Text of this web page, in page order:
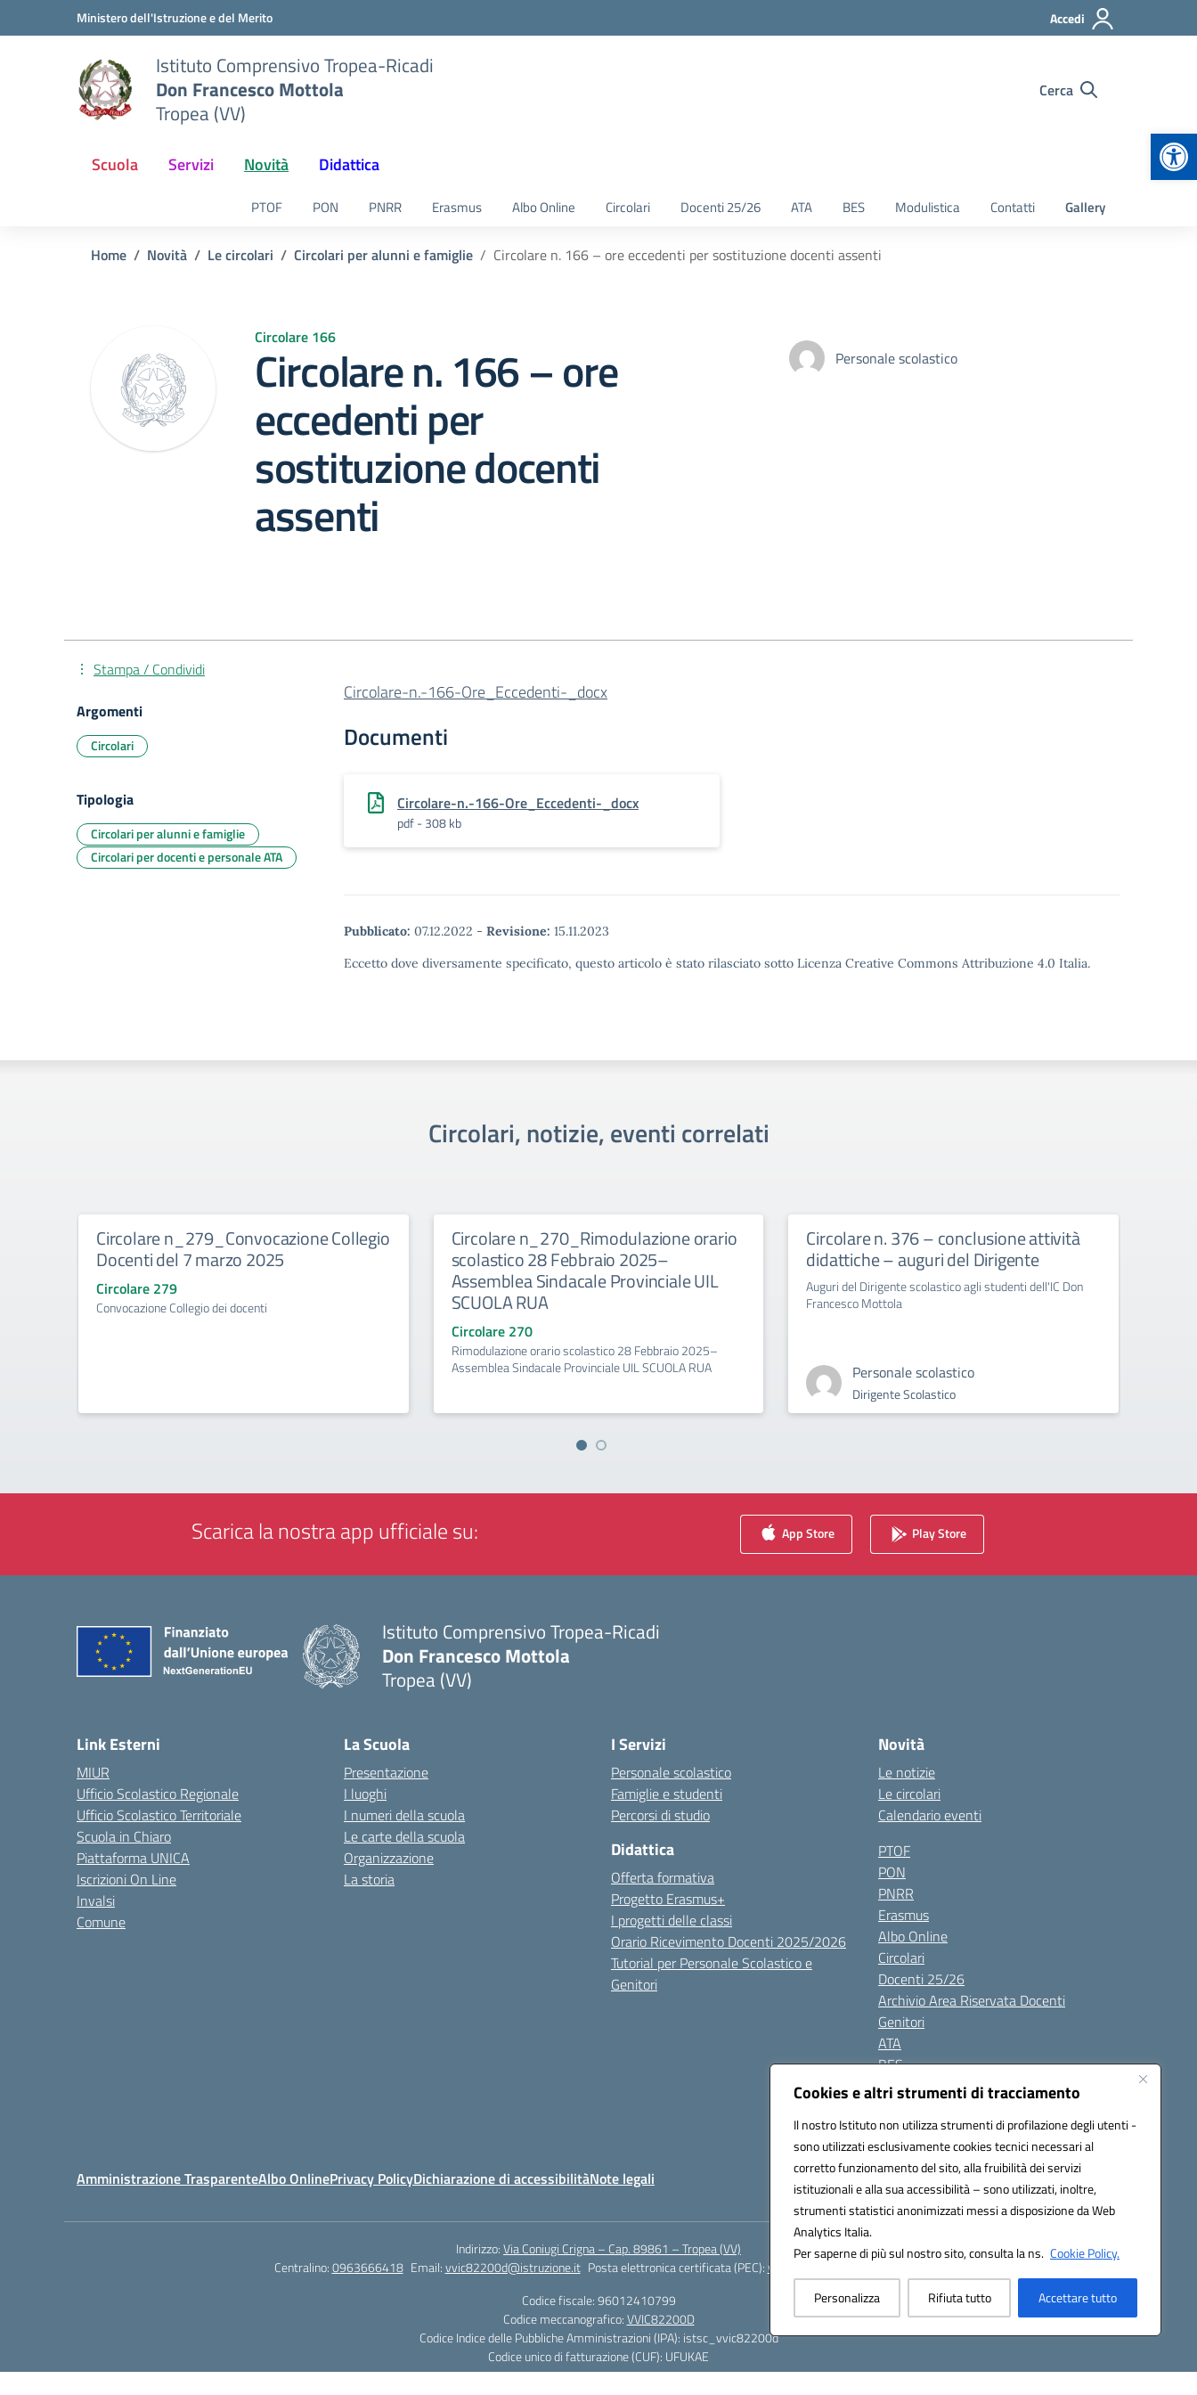
Cookies e altri strumenti di tracciamento
Il nostro Istituto non utilizza strumenti di profilazione degli utenti -
sono utilizzati esclusivamente cookies tecnici necessari al
corretto funzionamento del sito, alla fruibilità dei servizi
istituzionali e alla sua accessibilità – sono utilizzati, inoltre,
strumenti statistici anonimizzati messi a disposizione da Web
Analytics Italia.
Per saperne di più sul nostro sito, consulta la ns. Cookie Policy.
Personalizza Rifiuta tutto Accettare tutto
Vai ai contenuti
Vai al menu di navigazioneMinistero dell'Istruzione e del Merito Accedi
Istituto Comprensivo Tropea-Ricadi
Don Francesco Mottola
Tropea (VV)
Cerca
Scuola Servizi Novità Didattica
PTOF PON PNRR Erasmus Albo Online Circolari Docenti 25/26 ATA BES Modulistica Contatti Gallery
Home Novità Le circolari Circolari per alunni e famiglie Circolare n. 166 – ore eccedenti per sostituzione docenti assenti
Circolare 166
Circolare n. 166 – ore
eccedenti per
sostituzione docenti
assenti
Personale scolastico
Circolare-n.-166-Ore_Eccedenti-_docx
Documenti
Circolare-n.-166-Ore_Eccedenti-_docx
pdf - 308 kb
Pubblicato: 07.12.2022 - Revisione: 15.11.2023
Eccetto dove diversamente specificato, questo articolo è stato rilasciato sotto Licenza Creative Commons Attribuzione 4.0 Italia.
Stampa / Condividi
Argomenti
Circolari
Tipologia
Circolari per alunni e famiglie
Circolari per docenti e personale ATA
Circolari, notizie, eventi correlati
Circolare n_279_Convocazione Collegio
Docenti del 7 marzo 2025
Circolare 279
Convocazione Collegio dei docenti
Circolare n_270_Rimodulazione orario
scolastico 28 Febbraio 2025–
Assemblea Sindacale Provinciale UIL
SCUOLA RUA
Circolare 270
Rimodulazione orario scolastico 28 Febbraio 2025–
Assemblea Sindacale Provinciale UIL SCUOLA RUA
Circolare n. 376 – conclusione attività
didattiche – auguri del Dirigente
Auguri del Dirigente scolastico agli studenti dell'IC Don
Francesco Mottola
Personale scolastico
Dirigente Scolastico
Scarica la nostra app ufficiale su: App Store Play Store
Istituto Comprensivo Tropea-Ricadi
Don Francesco Mottola
Tropea (VV)
Link Esterni
MIUR
Ufficio Scolastico Regionale
Ufficio Scolastico Territoriale
Scuola in Chiaro
Piattaforma UNICA
Iscrizioni On Line
Invalsi
Comune
La Scuola
Presentazione
I luoghi
I numeri della scuola
Le carte della scuola
Organizzazione
La storia
I Servizi
Personale scolastico
Famiglie e studenti
Percorsi di studio
Didattica
Offerta formativa
Progetto Erasmus+
I progetti delle classi
Orario Ricevimento Docenti 2025/2026
Tutorial per Personale Scolastico e
Genitori
Novità
Le notizie
Le circolari
Calendario eventi
PTOF
PON
PNRR
Erasmus
Albo Online
Circolari
Docenti 25/26
Archivio Area Riservata Docenti
Genitori
ATA
BES
Modulistica
Gallery
Amministrazione TrasparenteAlbo OnlinePrivacy PolicyDichiarazione di accessibilitàNote legali
Indirizzo:Via Coniugi Crigna – Cap. 89861 – Tropea (VV)
Centralino:0963666418 Email:vvic82200d@istruzione.it Posta elettronica certificata (PEC):vvic82200d@pec.istruzione.it
Codice fiscale: 96012410799
Codice meccanografico:VVIC82200D
Codice Indice delle Pubbliche Amministrazioni (IPA): istsc_vvic82200d
Codice unico di fatturazione (CUF): UFUKAE